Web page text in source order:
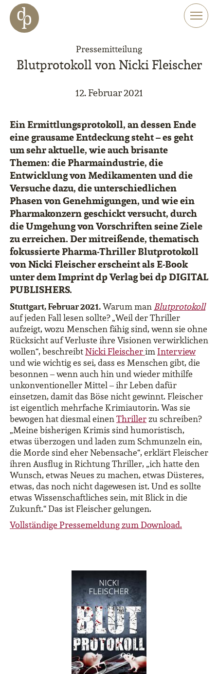
Zum Haupt-Inhalt springen
Zur Navigation springen
Zur Website-Suche springen
Pressemitteilung
Blutprotokoll von Nicki Fleischer
12. Februar 2021
Ein Ermittlungsprotokoll, an dessen Ende
eine grausame Entdeckung steht – es geht
um sehr aktuelle, wie auch brisante
Themen: die Pharmaindustrie, die
Entwicklung von Medikamenten und die
Versuche dazu, die unterschiedlichen
Phasen von Genehmigungen, und wie ein
Pharmakonzern geschickt versucht, durch
die Umgehung von Vorschriften seine Ziele
zu erreichen. Der mitreißende, thematisch
fokussierte Pharma-Thriller Blutprotokoll
von Nicki Fleischer erscheint als E-Book
unter dem Imprint dp Verlag bei dp DIGITAL
PUBLISHERS.
Stuttgart, Februar 2021.Warum man Blutprotokoll
auf jeden Fall lesen sollte? „Weil der Thriller
aufzeigt, wozu Menschen fähig sind, wenn sie ohne
Rücksicht auf Verluste ihre Visionen verwirklichen
wollen“, beschreibtNicki Fleischerim Interview
und wie wichtig es sei, dass es Menschen gibt, die
besonnen – wenn auch hin und wieder mithilfe
unkonventioneller Mittel – ihr Leben dafür
einsetzen, damit das Böse nicht gewinnt. Fleischer
ist eigentlich mehrfache Krimiautorin. Was sie
bewogen hat diesmal einenThrillerzu schreiben?
„Meine bisherigen Krimis sind humoristisch,
etwas überzogen und laden zum Schmunzeln ein,
die Morde sind eher Nebensache“, erklärt Fleischer
ihren Ausflug in Richtung Thriller, „ich hatte den
Wunsch, etwas Neues zu machen, etwas Düsteres,
etwas, das noch nicht dagewesen ist. Und es sollte
etwas Wissenschaftliches sein, mit Blick in die
Zukunft.“ Das ist Fleischer gelungen.
Vollständige Pressemeldung zum Download.